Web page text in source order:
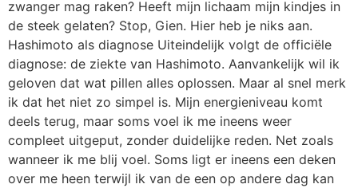
zwanger mag raken? Heeft mijn lichaam mijn kindjes in
de steek gelaten? Stop, Gien. Hier heb je niks aan.
Hashimoto als diagnose Uiteindelijk volgt de officiële
diagnose: de ziekte van Hashimoto. Aanvankelijk wil ik
geloven dat wat pillen alles oplossen. Maar al snel merk
ik dat het niet zo simpel is. Mijn energieniveau komt
deels terug, maar soms voel ik me ineens weer
compleet uitgeput, zonder duidelijke reden. Net zoals
wanneer ik me blij voel. Soms ligt er ineens een deken
over me heen terwijl ik van de een op andere dag kan